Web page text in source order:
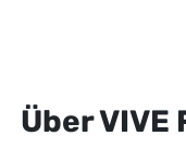
ÜberVIVE